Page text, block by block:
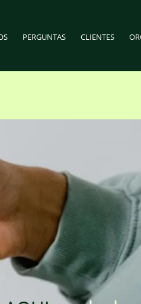
PERGUNTAS CLIENTES